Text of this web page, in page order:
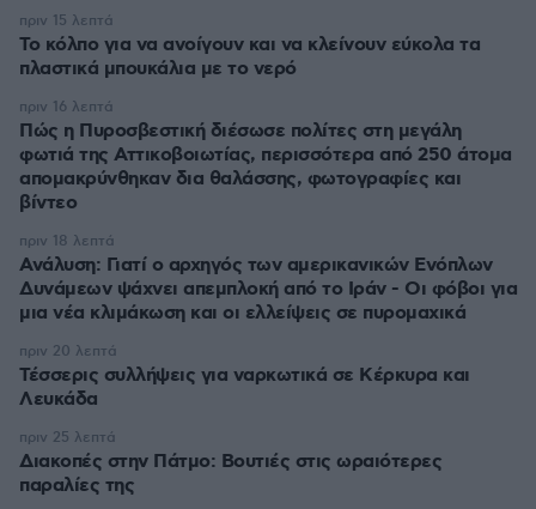
Το κόλπο για να ανοίγουν και να κλείνουν εύκολα τα
πλαστικά μπουκάλια με το νερό
πριν 15 λεπτά
Πώς η Πυροσβεστική διέσωσε πολίτες στη μεγάλη
φωτιά της Αττικοβοιωτίας, περισσότερα από 250 άτομα
απομακρύνθηκαν δια θαλάσσης, φωτογραφίες και
βίντεο
πριν 16 λεπτά
Ανάλυση: Γιατί ο αρχηγός των αμερικανικών Ενόπλων
Δυνάμεων ψάχνει απεμπλοκή από το Ιράν - Οι φόβοι για
μια νέα κλιμάκωση και οι ελλείψεις σε πυρομαχικά
πριν 18 λεπτά
Τέσσερις συλλήψεις για ναρκωτικά σε Κέρκυρα και
Λευκάδα
πριν 20 λεπτά
Διακοπές στην Πάτμο: Βουτιές στις ωραιότερες
παραλίες της
πριν 25 λεπτά